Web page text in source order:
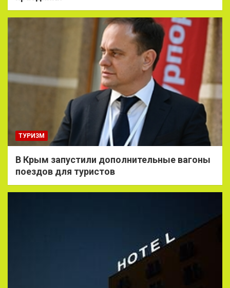
ТУРИЗМ
В Крым запустили дополнительные вагоны
поездов для туристов